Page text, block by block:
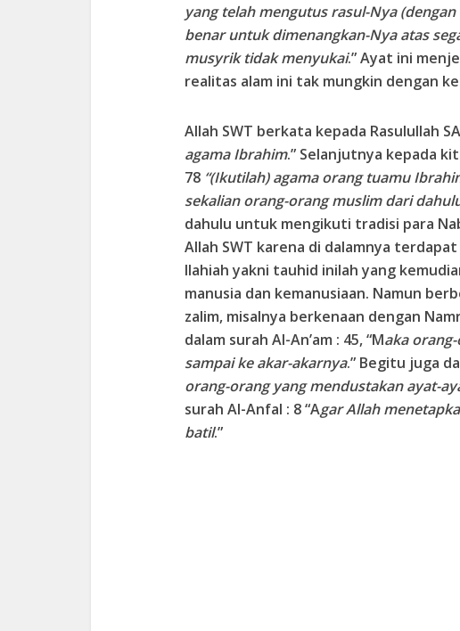
yang telah mengutus rasul-Nya
benar untuk dimenangkan-Nya atas
musyrik tidak menyukai.” Ayat ini
realitas alam ini tak mungkin dengan
Allah SWT berkata kepada Rasulullah
agama Ibrahim.” Selanjutnya kepada
78 “(Ikutilah) agama orang tuamu
sekalian orang-orang muslim dari
dahulu untuk mengikuti tradisi para
Allah SWT karena di dalamnya
Ilahiah yakni tauhid inilah yang
manusia dan kemanusiaan. Namun
zalim, misalnya berkenaan dengan
dalam surah Al-An’am : 45, “Maka
sampai ke akar-akarnya.” Begitu juga
orang-orang yang mendustakan ayat-
surah Al-Anfal : 8 “Agar Allah
batil.”